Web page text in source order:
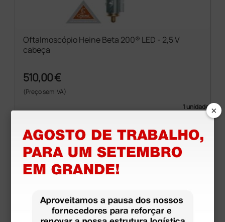
Oftalmoscópio Heine Beta 200® LED - 2,5 V
cabeça
510,00 €
(Preço sem IVA)
1 unidade
Produtos similares
×